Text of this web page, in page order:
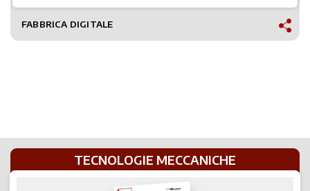
FABBRICA DIGITALE
TECNOLOGIE MECCANICHE